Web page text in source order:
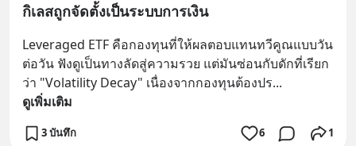
กิเลสถูกจัดตั้งเป็นระบบการเงิน
Leveraged ETF คือกองทุนที่ให้ผลตอบแทนทวีคูณแบบวัน
ต่อวัน ฟังดูเป็นทางลัดสู่ความรวย แต่มันซ่อนกับดักที่เรียก
ว่า "Volatility Decay" เนื่องจากกองทุนต้องปร...
ดูเพิ่มเติม
3 บันทึก 6 1